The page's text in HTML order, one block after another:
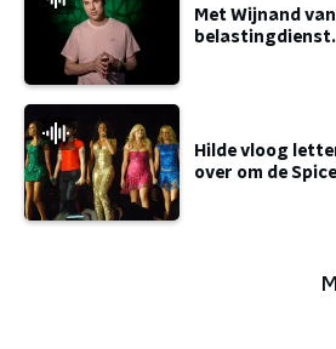
Met Wijnand
Hilde vloog
over om de